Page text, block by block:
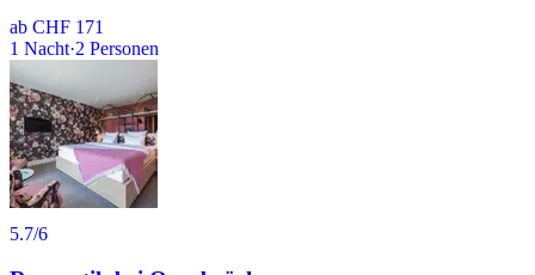
ab CHF 171
1 Nacht·2 Personen
5.7/6